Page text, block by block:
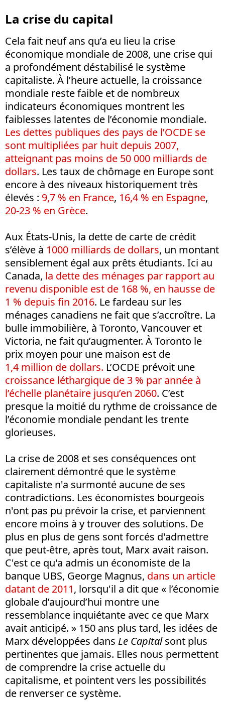
La crise du capital
Cela fait neuf ans qu’a eu lieu la crise
économique mondiale de 2008, une crise qui
a profondément déstabilisé le système
capitaliste. À l’heure actuelle, la croissance
mondiale reste faible et de nombreux
indicateurs économiques montrent les
faiblesses latentes de l’économie mondiale.
Les dettes publiques des pays de l’OCDE se
sont multipliées par huit depuis 2007,
atteignant pas moins de 50 000 milliards de
dollars. Les taux de chômage en Europe sont
encore à des niveaux historiquement très
élevés : 9,7 % en France, 16,4 % en Espagne,
20-23 % en Grèce.
Aux États-Unis, la dette de carte de crédit
s’élève à 1000 milliards de dollars, un montant
sensiblement égal aux prêts étudiants. Ici au
Canada, la dette des ménages par rapport au
revenu disponible est de 168 %, en hausse de
1 % depuis fin 2016. Le fardeau sur les
ménages canadiens ne fait que s’accroître. La
bulle immobilière, à Toronto, Vancouver et
Victoria, ne fait qu’augmenter. À Toronto le
prix moyen pour une maison est de
1,4 million de dollars. L’OCDE prévoit une
croissance léthargique de 3 % par année à
l’échelle planétaire jusqu’en 2060. C’est
presque la moitié du rythme de croissance de
l’économie mondiale pendant les trente
glorieuses.
La crise de 2008 et ses conséquences ont
clairement démontré que le système
capitaliste n'a surmonté aucune de ses
contradictions. Les économistes bourgeois
n'ont pas pu prévoir la crise, et parviennent
encore moins à y trouver des solutions. De
plus en plus de gens sont forcés d'admettre
que peut-être, après tout, Marx avait raison.
C'est ce qu'a admis un économiste de la
banque UBS, George Magnus, dans un article
datant de 2011, lorsqu'il a dit que « l’économie
globale d’aujourd’hui montre une
ressemblance inquiétante avec ce que Marx
avait anticipé. » 150 ans plus tard, les idées de
Marx développées dans Le Capitalsont plus
pertinentes que jamais. Elles nous permettent
de comprendre la crise actuelle du
capitalisme, et pointent vers les possibilités
de renverser ce système.